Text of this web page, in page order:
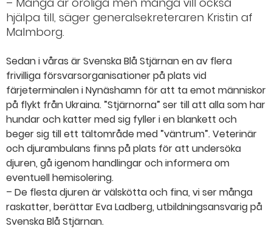
hjälpa till, säger generalsekreteraren Kristin af
Malmborg.
Sedan i våras är Svenska Blå Stjärnan en av flera
frivilliga försvarsorganisationer på plats vid
färjeterminalen i Nynäshamn för att ta emot människor
på flykt från Ukraina. ”Stjärnorna” ser till att alla som har
hundar och katter med sig fyller i en blankett och
beger sig till ett tältområde med ”väntrum”. Veterinär
och djurambulans finns på plats för att undersöka
djuren, gå igenom handlingar och informera om
eventuell hemisolering.
– De flesta djuren är välskötta och fina, vi ser många
raskatter, berättar Eva Ladberg, utbildningsansvarig på
Svenska Blå Stjärnan.